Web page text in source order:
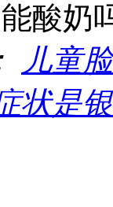
酸奶
儿童
状是